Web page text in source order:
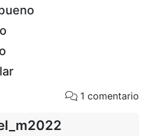
1 comentario